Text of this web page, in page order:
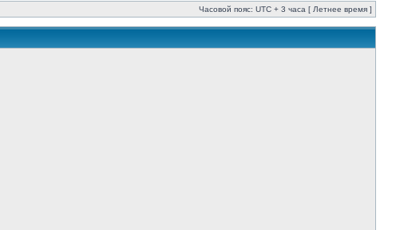
Часовой пояс: UTC + 3 часа [ Летнее время ]